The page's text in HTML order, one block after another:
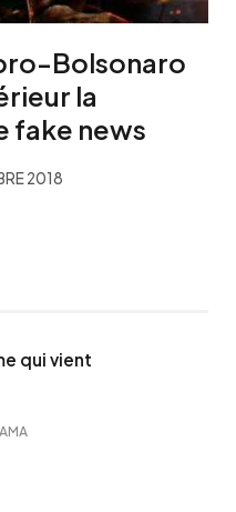
Bolsonaro
la
fake news
2018
qui vient